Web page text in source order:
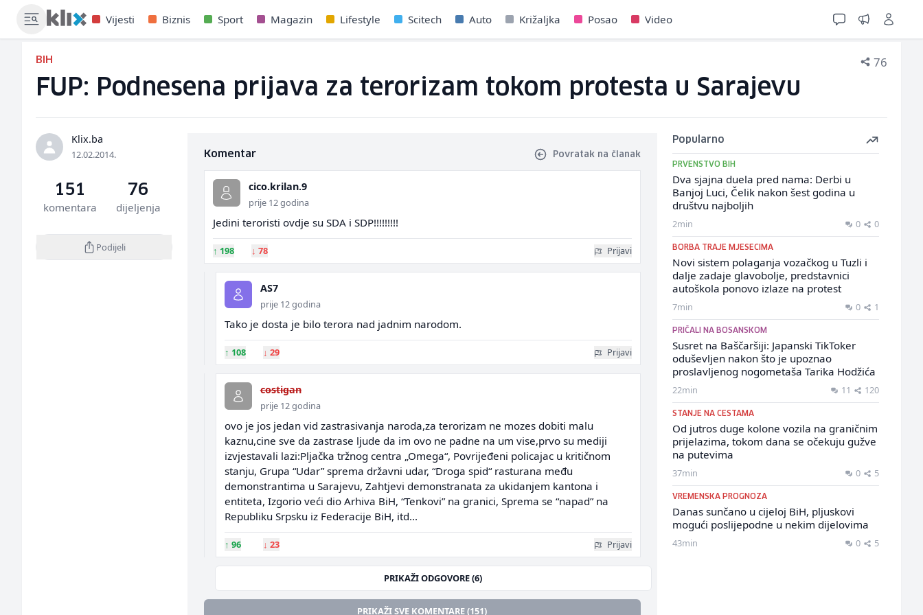
Vijesti Biznis Sport Magazin Lifestyle Scitech Auto Križaljka Posao Video
BIH 76
FUP: Podnesena prijava za terorizam tokom protesta u Sarajevu
Klix.ba
12.02.2014.
151
komentara
76
dijeljenja
Podijeli
Komentar Povratak na članak
cico.krilan.9
prije 12 godina
Jedini teroristi ovdje su SDA i SDP!!!!!!!!!
↑ 198 ↓ 78 Prijavi
AS7
prije 12 godina
Tako je dosta je bilo terora nad jadnim narodom.
↑ 108 ↓ 29 Prijavi
costigan
prije 12 godina
ovo je jos jedan vid zastrasivanja naroda,za terorizam ne mozes dobiti malu
kaznu,cine sve da zastrase ljude da im ovo ne padne na um vise,prvo su mediji
izvjestavali lazi:Pljačka tržnog centra „Omega“, Povrijeđeni policajac u kritičnom
stanju, Grupa “Udar” sprema državni udar, “Droga spid“ rasturana među
demonstrantima u Sarajevu, Zahtjevi demonstranata za ukidanjem kantona i
entiteta, Izgorio veći dio Arhiva BiH, “Tenkovi” na granici, Sprema se “napad” na
Republiku Srpsku iz Federacije BiH, itd...
↑ 96 ↓ 23 Prijavi
PRIKAŽI ODGOVORE (6)
PRIKAŽI SVE KOMENTARE (151)
Popularno
PRVENSTVO BIH
Dva sjajna duela pred nama: Derbi u
Banjoj Luci, Čelik nakon šest godina u
društvu najboljih
2min 0 0
BORBA TRAJE MJESECIMA
Novi sistem polaganja vozačkog u Tuzli i
dalje zadaje glavobolje, predstavnici
autoškola ponovo izlaze na protest
7min 0 1
PRIČALI NA BOSANSKOM
Susret na Baščaršiji: Japanski TikToker
oduševljen nakon što je upoznao
proslavljenog nogometaša Tarika Hodžića
22min 11 120
STANJE NA CESTAMA
Od jutros duge kolone vozila na graničnim
prijelazima, tokom dana se očekuju gužve
na putevima
37min 0 5
VREMENSKA PROGNOZA
Danas sunčano u cijeloj BiH, pljuskovi
mogući poslijepodne u nekim dijelovima
43min 0 5